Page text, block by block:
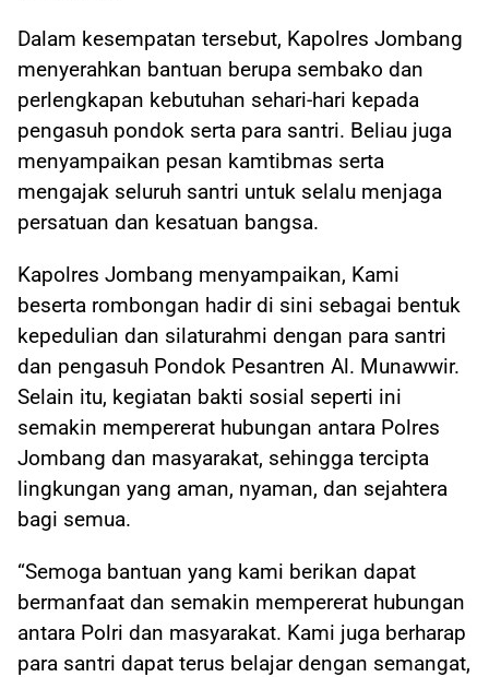
Dalam kesempatan tersebut, Kapolres Jombang
menyerahkan bantuan berupa sembako dan
perlengkapan kebutuhan sehari-hari kepada
pengasuh pondok serta para santri. Beliau juga
menyampaikan pesan kamtibmas serta
mengajak seluruh santri untuk selalu menjaga
persatuan dan kesatuan bangsa.
Kapolres Jombang menyampaikan, Kami
beserta rombongan hadir di sini sebagai bentuk
kepedulian dan silaturahmi dengan para santri
dan pengasuh Pondok Pesantren Al. Munawwir.
Selain itu, kegiatan bakti sosial seperti ini
semakin mempererat hubungan antara Polres
Jombang dan masyarakat, sehingga tercipta
lingkungan yang aman, nyaman, dan sejahtera
bagi semua.
“Semoga bantuan yang kami berikan dapat
bermanfaat dan semakin mempererat hubungan
antara Polri dan masyarakat. Kami juga berharap
para santri dapat terus belajar dengan semangat,